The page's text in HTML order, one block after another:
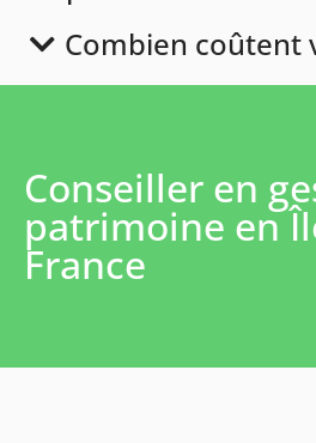
Combien coûtent
Conseiller en
patrimoine en
France